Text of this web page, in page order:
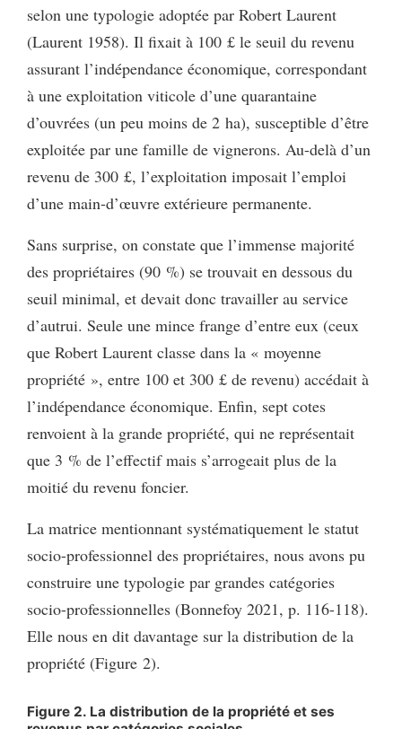
selon une typologie adoptée par Robert Laurent
(Laurent 1958). Il fixait à 100 £ le seuil du revenu
assurant l’indépendance économique, correspondant
à une exploitation viticole d’une quarantaine
d’ouvrées (un peu moins de 2 ha), susceptible d’être
exploitée par une famille de vignerons. Au-delà d’un
revenu de 300 £, l’exploitation imposait l’emploi
d’une main-d’œuvre extérieure permanente.
Sans surprise, on constate que l’immense majorité
des propriétaires (90 %) se trouvait en dessous du
seuil minimal, et devait donc travailler au service
d’autrui. Seule une mince frange d’entre eux (ceux
que Robert Laurent classe dans la « moyenne
propriété », entre 100 et 300 £ de revenu) accédait à
l’indépendance économique. Enfin, sept cotes
renvoient à la grande propriété, qui ne représentait
que 3 % de l’effectif mais s’arrogeait plus de la
moitié du revenu foncier.
La matrice mentionnant systématiquement le statut
socio-professionnel des propriétaires, nous avons pu
construire une typologie par grandes catégories
socio-professionnelles (Bonnefoy 2021, p. 116-118).
Elle nous en dit davantage sur la distribution de la
propriété (Figure 2).
Figure 2. La distribution de la propriété et ses